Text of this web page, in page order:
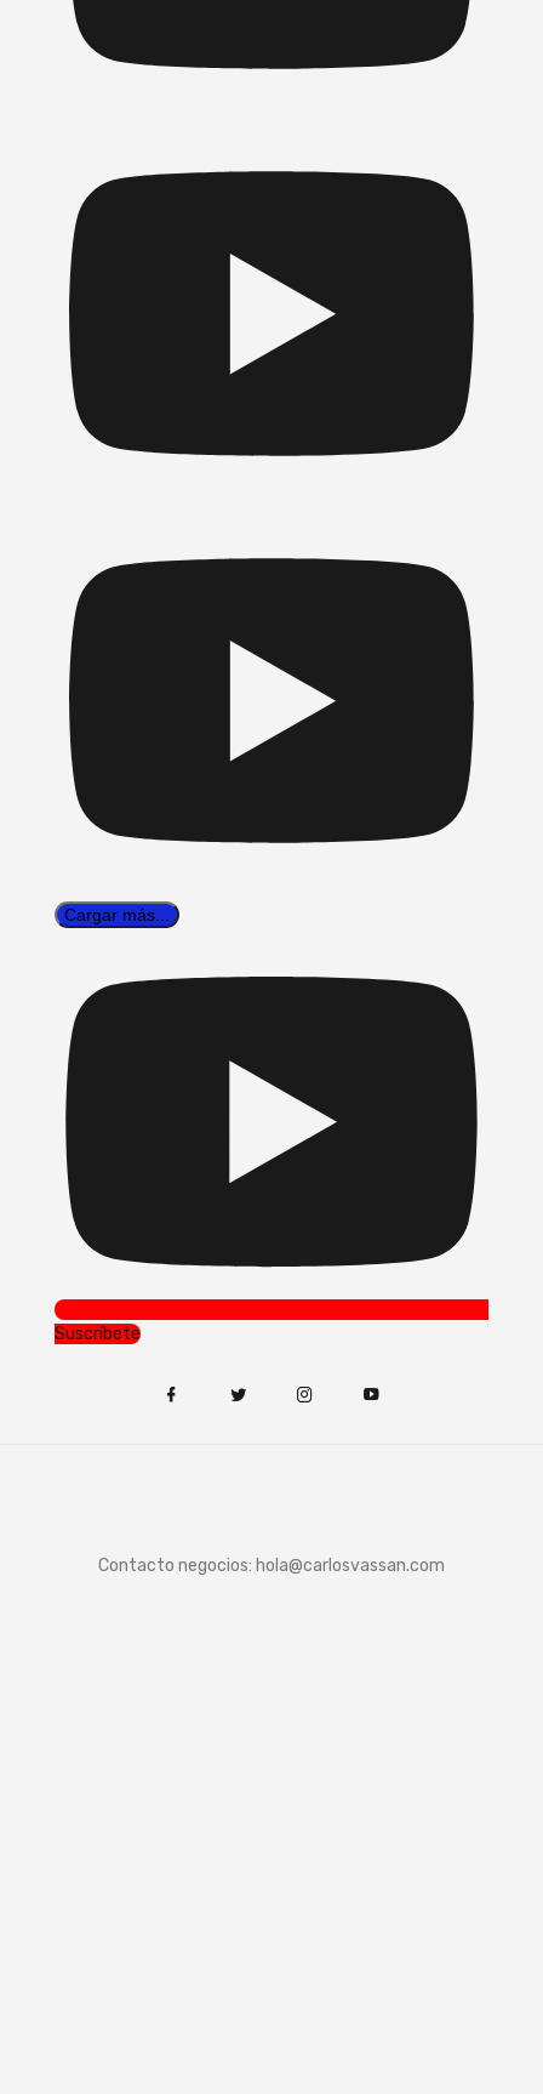
Cargar más...
Suscríbete
Contacto negocios: hola@carlosvassan.com